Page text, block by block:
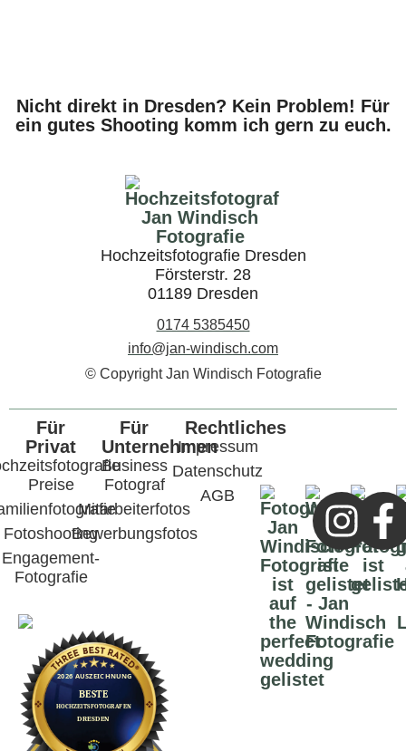
Nicht direkt in Dresden? Kein Problem! Für
ein gutes Shooting komm ich gern zu euch.
Hochzeitsfotografie Dresden
Försterstr. 28
01189 Dresden
0174 5385450
info@jan-windisch.com
© Copyright Jan Windisch Fotografie
Für
Privat
Preise
Fotoshooting
Engagement-
Fotografie
Für
Unternehmen
Business
Fotograf
Mitarbeiterfotos
Bewerbungsfotos
Rechtliches
Impressum
Datenschutz
AGB